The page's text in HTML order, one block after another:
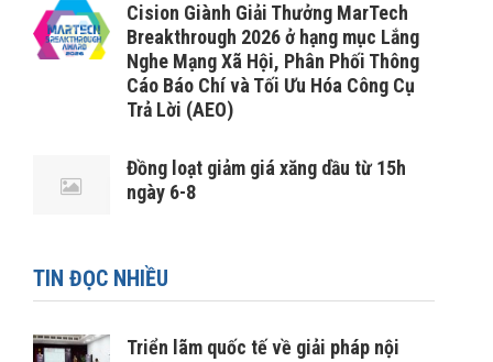
Cision Giành Giải Thưởng MarTech
Breakthrough 2026 ở hạng mục Lắng
Nghe Mạng Xã Hội, Phân Phối Thông
Cáo Báo Chí và Tối Ưu Hóa Công Cụ
Trả Lời (AEO)
Đồng loạt giảm giá xăng dầu từ 15h
ngày 6-8
TIN ĐỌC NHIỀU
Triển lãm quốc tế về giải pháp nội